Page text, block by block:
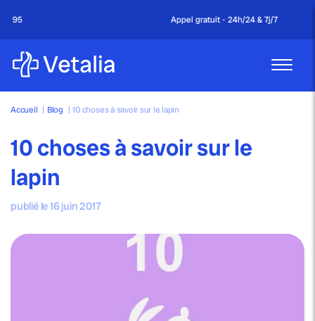
Appel gratuit - 24h/24 & 7j/7
Accueil | Blog | 10 choses à savoir sur le lapin
10 choses à savoir sur le
lapin
publié le 16 juin 2017